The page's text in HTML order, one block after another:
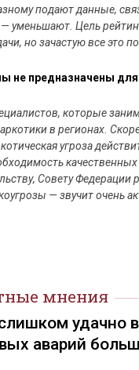
подают данные,
Цель
но зачастую все это
не предназначены для
которые
в регионах.
угроза
Совету Федерации
— звучит очень
мнения
удачно
аварий